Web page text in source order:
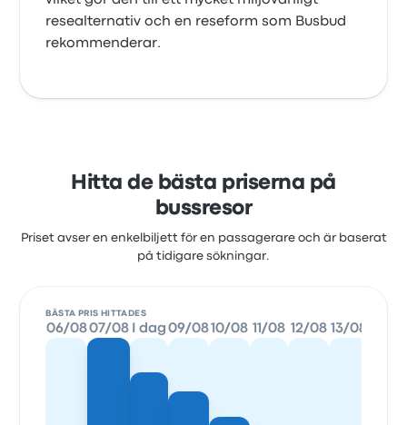
resealternativ och en reseform som Busbud
rekommenderar.
Hitta de bästa priserna på
bussresor
Priset avser en enkelbiljett för en passagerare och är baserat
på tidigare sökningar.
BÄSTA PRIS HITTADES
06/0807/08 I dag 09/0810/08 11/08 12/08 13/08